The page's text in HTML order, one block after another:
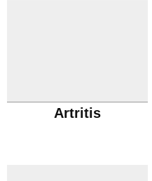
Artritis